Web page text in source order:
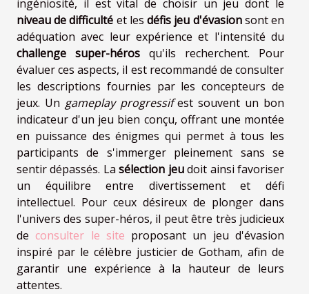
ingéniosité, il est vital de choisir un jeu dont le
niveau de difficulté et lesdéfis jeu d'évasionsont en
adéquation avec leur expérience et l'intensité du
challenge super-héros qu'ils recherchent. Pour
évaluer ces aspects, il est recommandé de consulter
les descriptions fournies par les concepteurs de
jeux. Un gameplay progressifest souvent un bon
indicateur d'un jeu bien conçu, offrant une montée
en puissance des énigmes qui permet à tous les
participants de s'immerger pleinement sans se
sentir dépassés. Lasélection jeudoit ainsi favoriser
un équilibre entre divertissement et défi
intellectuel. Pour ceux désireux de plonger dans
l'univers des super-héros, il peut être très judicieux
deconsulter le site proposant un jeu d'évasion
inspiré par le célèbre justicier de Gotham, afin de
garantir une expérience à la hauteur de leurs
attentes.